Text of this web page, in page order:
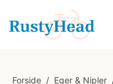
Forside / Eger & Nipler